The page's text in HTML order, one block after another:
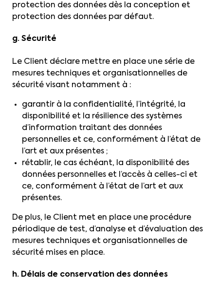
protection des données dès la conception et
protection des données par défaut.
g. Sécurité
Le Client déclare mettre en place une série de
mesures techniques et organisationnelles de
sécurité visant notamment à :
garantir à la confidentialité, l’intégrité, la
disponibilité et la résilience des systèmes
d’information traitant des données
personnelles et ce, conformément à l’état de
l’art et aux présentes ;
rétablir, le cas échéant, la disponibilité des
données personnelles et l’accès à celles-ci et
ce, conformément à l’état de l’art et aux
présentes.
De plus, le Client met en place une procédure
périodique de test, d’analyse et d’évaluation des
mesures techniques et organisationnelles de
sécurité mises en place.
h. Délais de conservation des données